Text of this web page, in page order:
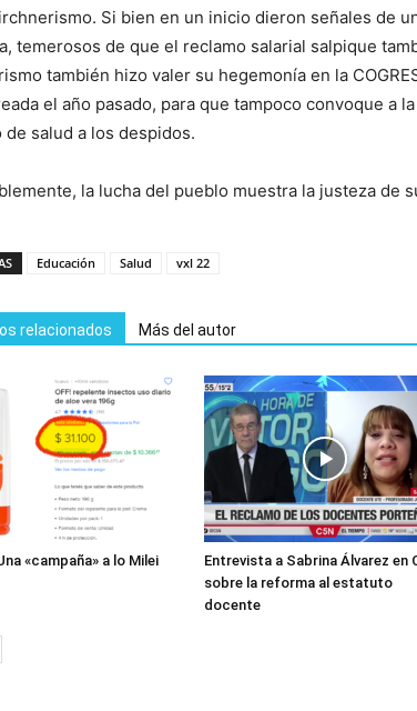
Si bien en un inicio dieron señales de
temerosos de que el reclamo salarial salpique
también hizo valer su hegemonía en la
el año pasado, para que tampoco convoque a
de salud a los despidos.
la lucha del pueblo muestra la justeza de
Educación Salud vxl 22
relacionados Más del autor
«campaña» a lo Milei
Entrevista a Sabrina Álvarez en
sobre la reforma al estatuto
docente